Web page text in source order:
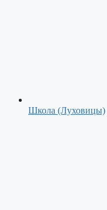
Школа (Луховицы)